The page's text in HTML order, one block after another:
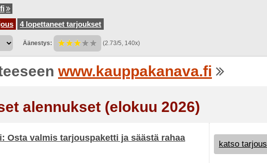
4 lopettaneet tarjoukset
Äänestys: (2.73/5, 140x)
www.kauppakanava.fi
alennukset (elokuu 2026)
Osta valmis tarjouspaketti ja säästä rahaa
katso tarjous